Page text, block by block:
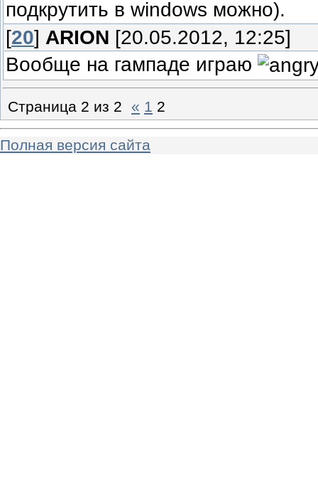
подкрутить в windows можно).
[20] ARION [20.05.2012, 12:25]
Вообще на гампаде играю
Страница 2 из 2 « 1 2
Полная версия сайта